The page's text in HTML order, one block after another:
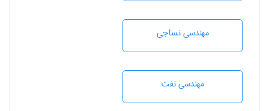
مهندسي نساجی
مهندسی نفت